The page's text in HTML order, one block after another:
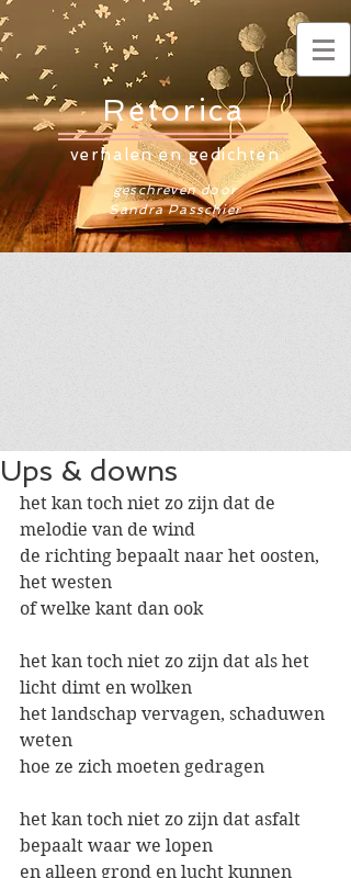
Retorica
verhalen en gedichten
geschreven door
Sandra Passchier
Ups & downs
het kan toch niet zo zijn dat de
melodie van de wind
de richting bepaalt naar het oosten,
het westen
of welke kant dan ook
het kan toch niet zo zijn dat als het
licht dimt en wolken
het landschap vervagen, schaduwen
weten
hoe ze zich moeten gedragen
het kan toch niet zo zijn dat asfalt
bepaalt waar we lopen
en alleen grond en lucht kunnen